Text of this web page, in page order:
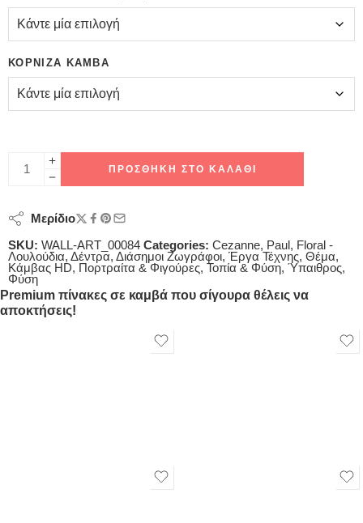
ΚΟΡΝΊΖΑ ΚΑΜΒΆ
ΠΡΟΣΘΉΚΗ ΣΤΟ ΚΑΛΆΘΙ
Μερίδιο
SKU: WALL-ART_00084 Categories: Cezanne, Paul , Floral -
Λουλούδια, Δέντρα, Διάσημοι Ζωγράφοι, Έργα Τέχνης, Θέμα,
Κάμβας HD, Πορτραίτα & Φιγούρες, Τοπία & Φύση, Ύπαιθρος,
Φύση
Premium πίνακες σε καμβά που σίγουρα θέλεις να
αποκτήσεις!